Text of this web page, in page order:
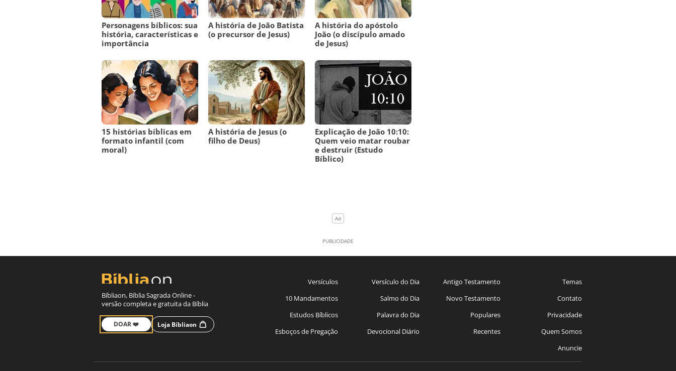
Personagens bíblicos: sua
história, características e
importância
A história de João Batista
(o precursor de Jesus)
A história do apóstolo
João (o discípulo amado
de Jesus)
15 histórias bíblicas em
formato infantil (com
moral)
A história de Jesus (o
filho de Deus)
Explicação de João 10:10:
Quem veio matar roubar
e destruir (Estudo
Bíblico)
Bíbliaon, Bíblia Sagrada Online -
versão completa e gratuita da Bíblia
DOAR ❤️ Loja Bíbliaon
Versículos
10 Mandamentos
Estudos Bíblicos
Esboços de Pregação
Versículo do Dia
Salmo do Dia
Palavra do Dia
Devocional Diário
Antigo Testamento
Novo Testamento
Populares
Recentes
Temas
Contato
Privacidade
Quem Somos
Anuncie